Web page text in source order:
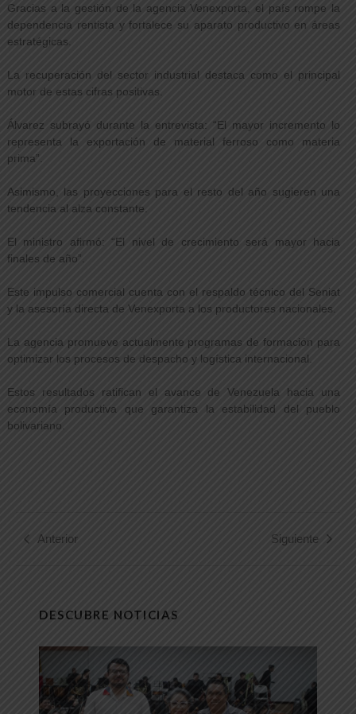
Gracias a la gestión de la agencia Venexporta, el país rompe la
dependencia rentista y fortalece su aparato productivo en áreas
estratégicas.
La recuperación del sector industrial destaca como el principal
motor de estas cifras positivas.
Álvarez subrayó durante la entrevista: “El mayor incremento lo
representa la exportación de material ferroso como materia
prima”.
Asimismo, las proyecciones para el resto del año sugieren una
tendencia al alza constante.
El ministro afirmó: “El nivel de crecimiento será mayor hacia
finales de año”.
Este impulso comercial cuenta con el respaldo técnico del Seniat
y la asesoría directa de Venexporta a los productores nacionales.
La agencia promueve actualmente programas de formación para
optimizar los procesos de despacho y logística internacional.
Estos resultados ratifican el avance de Venezuela hacia una
economía productiva que garantiza la estabilidad del pueblo
bolivariano.
Anterior Siguiente
DESCUBRE NOTICIAS